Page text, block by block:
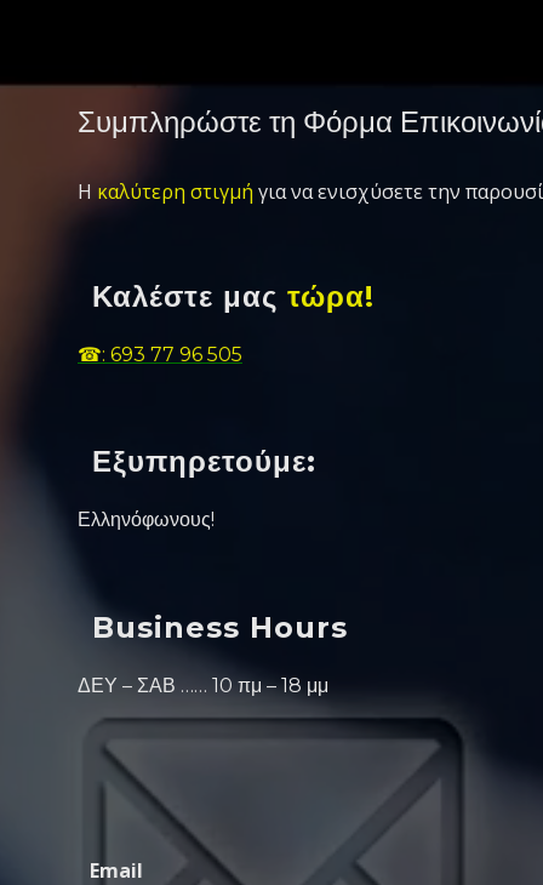
Συμπληρώστε τη Φόρμα
Η καλύτερη στιγμή για να ενισχύσετε την
Καλέστε μας τώρα!
☎: 693 77 96 505
Εξυπηρετούμε:
Ελληνόφωνους!
Business Hours
ΔΕΥ – ΣΑΒ …… 10 πμ – 18 μμ
Email